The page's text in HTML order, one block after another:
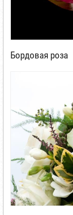
Бордовая роза